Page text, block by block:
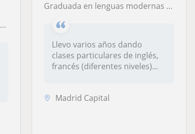
Graduada en lenguas modernas y sus literaturas por la UCM
Llevo varios años dando
clases particulares de inglés,
francés (diferentes niveles)...
Madrid Capital